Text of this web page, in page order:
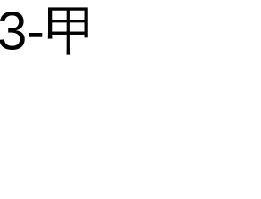
甲